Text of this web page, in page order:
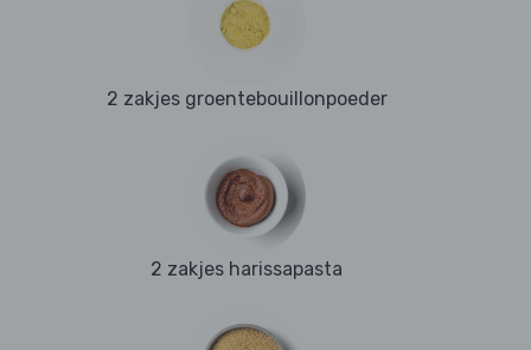
2 zakjes groentebouillonpoeder
2 zakjes harissapasta